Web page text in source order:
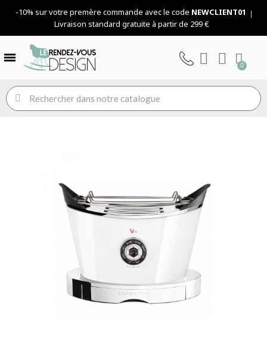
-10% sur votre premère commande avec le code NEWCLIENT01
Livraison standard gratuite à partir de 299 €